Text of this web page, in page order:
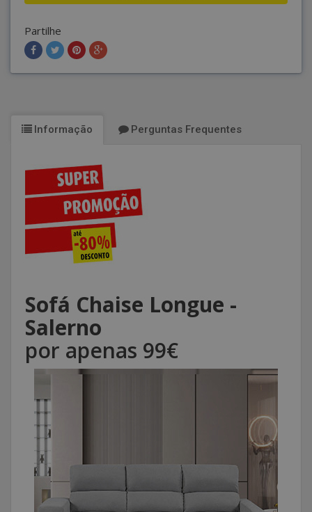
Partilhe
Informação Perguntas Frequentes
Sofá Chaise Longue -
Salerno
por apenas 99€